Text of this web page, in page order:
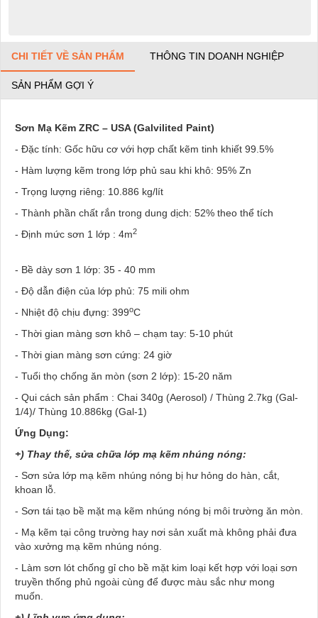
CHI TIẾT VỀ SẢN PHẨM THÔNG TIN DOANH NGHIỆP
SẢN PHẨM GỢI Ý
Sơn Mạ Kẽm ZRC – USA (Galvilited Paint)
- Đặc tính: Gốc hữu cơ với hợp chất kẽm tinh khiết 99.5%
- Hàm lượng kẽm trong lớp phủ sau khi khô: 95% Zn
- Trọng lượng riêng: 10.886 kg/lít
- Thành phần chất rắn trong dung dịch: 52% theo thể tích
- Định mức sơn 1 lớp : 4m2
- Bề dày sơn 1 lớp: 35 - 40 mm
- Độ dẫn điện của lớp phủ: 75 mili ohm
- Nhiệt độ chịu đựng: 399oC
- Thời gian màng sơn khô – chạm tay: 5-10 phút
- Thời gian màng sơn cứng: 24 giờ
- Tuổi thọ chống ăn mòn (sơn 2 lớp): 15-20 năm
- Qui cách sản phẩm : Chai 340g (Aerosol) / Thùng 2.7kg (Gal-
1/4)/ Thùng 10.886kg (Gal-1)
Ứng Dụng:
+) Thay thế, sửa chữa lớp mạ kẽm nhúng nóng:
- Sơn sửa lớp mạ kẽm nhúng nóng bị hư hỏng do hàn, cắt,
khoan lỗ.
- Sơn tái tạo bề mặt mạ kẽm nhúng nóng bị môi trường ăn mòn.
- Mạ kẽm tại công trường hay nơi sản xuất mà không phải đưa
vào xưởng mạ kẽm nhúng nóng.
- Làm sơn lót chống gỉ cho bề mặt kim loại kết hợp với loại sơn
truyền thống phủ ngoài cùng để được màu sắc như mong
muốn.